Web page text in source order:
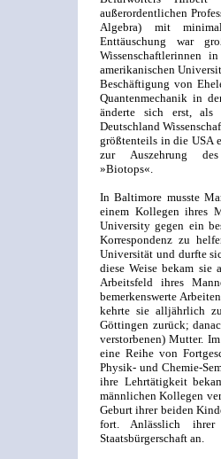
außerordentlichen
Algebra) mit
Enttäuschung war
Wissenschaftlerinnen
amerikanischen
Beschäftigung von
Quantenmechanik in
änderte sich erst, als
Deutschland
größtenteils in die USA
zur Auszehrung des
»Biotops«.
In Baltimore musste
einem Kollegen ihres
University gegen ein
Korrespondenz zu
Universität und durfte
diese Weise bekam sie
Arbeitsfeld ihres
bemerkenswerte
kehrte sie alljährlich
Göttingen zurück;
verstorbenen) Mutter.
eine Reihe von
Physik- und Chemie-
ihre Lehrtätigkeit
männlichen Kollegen
Geburt ihrer beiden
fort. Anlässlich ihrer
Staatsbürgerschaft an.